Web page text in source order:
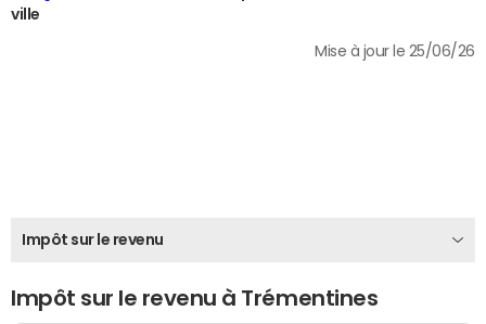
ville
Mise à jour le 25/06/26
Impôt sur le revenu
Impôt sur le revenu à Trémentines